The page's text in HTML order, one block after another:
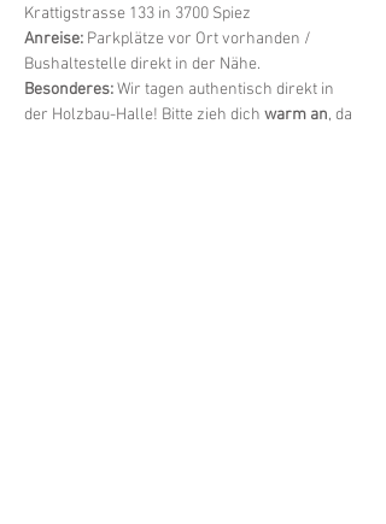
Krattigstrasse 133 in 3700 Spiez
Anreise: Parkplätze vor Ort vorhanden /
Bushaltestelle direkt in der Nähe.
Besonderes: Wir tagen authentisch direkt in
der Holzbau-Halle! Bitte zieh dich warm an, da